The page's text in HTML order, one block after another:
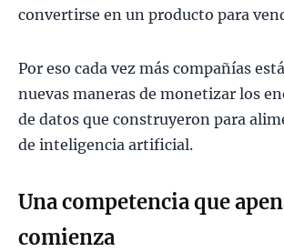
convertirse en un producto para
Por eso cada vez más compañías
nuevas maneras de monetizar los
de datos que construyeron para
de inteligencia artificial.
Una competencia que
comienza